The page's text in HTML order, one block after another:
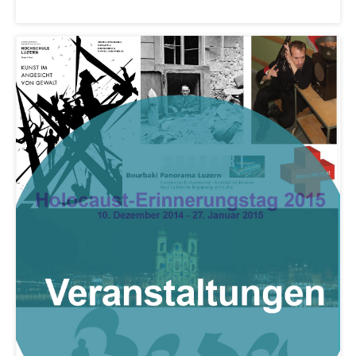
Staatsarchiv Luzern
Zentral- und Hochschulbibliothek
Archiv der Denkmalpflege
Kulturelle Einrichtungen
Museen, Theater, Bibliotheken
Dienststelle Kultur
Kunst & Kultur (Luzern Tourismus)
Kulturförderung
Kulturpolitik, Sprachförderung, Denkmalpflege,
kulturelles Angebot, Kulturerbe, kulturelles Erbe,
Nachwuchsförderung, Vermittlung, Selektive
Förderung, Kulturausschreibungen, Kulturpreis,
Werkbeitrag, Produktionsbeitrag, Recherche,
Bildende Kunst, Angewandte Kunst, Theater/Tanz,
Musik, Entwicklung, Programmbeiträge,
Filmförderung, Regionale Förderfonds,
Werkankäufe, Kunstankäufe, Kunst und Bau, Schule
und Kultur, Kulturgesuche, Kulturvermittlung
Kulturförderung und Vermittlung
Angebote für Schulklassen
Mobilität